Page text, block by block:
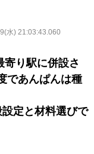
水) 21:03:43.060
り駅に併設さ
であんぱんは種
定と材料選びで